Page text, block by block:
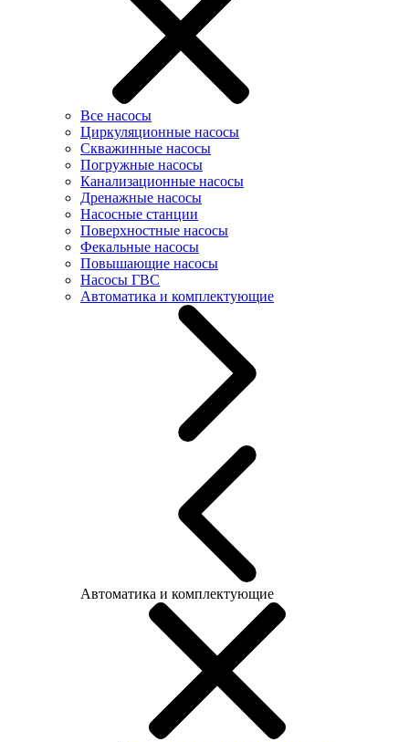
Все насосы
Циркуляционные насосы
Скважинные насосы
Погружные насосы
Канализационные насосы
Дренажные насосы
Насосные станции
Поверхностные насосы
Фекальные насосы
Повышающие насосы
Насосы ГВС
Автоматика и комплектующие
Автоматика и комплектующие